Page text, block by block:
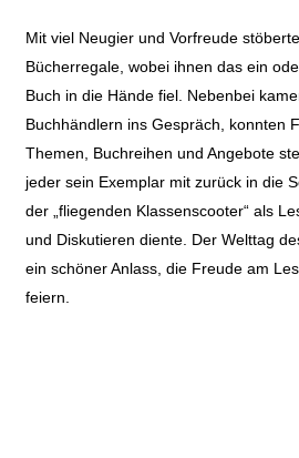
Mit viel Neugier und Vorfreude
Bücherregale, wobei ihnen das ein
Buch in die Hände fiel. Nebenbei
Buchhändlern ins Gespräch, konnten
Themen, Buchreihen und Angebote
jeder sein Exemplar mit zurück in die
der „fliegenden Klassenscooter“ als
und Diskutieren diente. Der Welttag
ein schöner Anlass, die Freude am
feiern.